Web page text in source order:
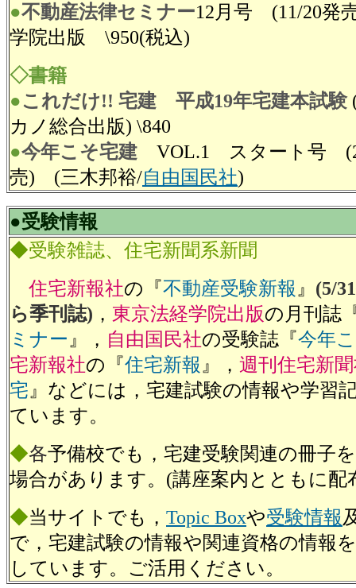
●不動産法律セミナー12月号 (11/20発
学院出版 \950(税込)
◇書籍
●これだけ!! 宅建 平成19年宅建本試験
カノ総合出版) \840
●今年こそ宅建 VOL.1 スタート号
売) (三木邦裕/自由国民社)
●受験情報
◆受験雑誌、住宅新聞系新聞
住宅新報社の『不動産受験新報 』 (5/
ら季刊誌) ， 東京法経学院出版の月刊誌
ミナー 』， 自由国民社の受験誌『今年
宅新報社の『住宅新報 』， 週刊住宅新
宅 』などには，宅建試験の情報や学習
ています。
◆各予備校でも，宅建受験関連の冊子
場合があります。(講座案内とともに配
◆当サイトでも， Topic Boxや受験情報
で，宅建試験の情報や関連資格の情報
しています。ご活用ください。